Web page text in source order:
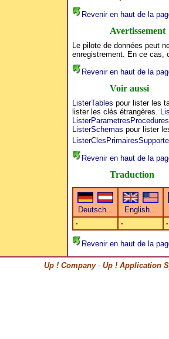
Revenir en haut de la
Avertissement
Le pilote de données peut
enregistrement. En ce cas,
Revenir en haut de la
Voir aussi
ListerTables pour lister les
lister les clés étrangères.
ListerParametresProcedures
ListerSchemas pour lister
ListerClesPrimairesSupporte
Revenir en haut de la
Traduction
- - -
Revenir en haut de la
Up ! Company- Up ! Application